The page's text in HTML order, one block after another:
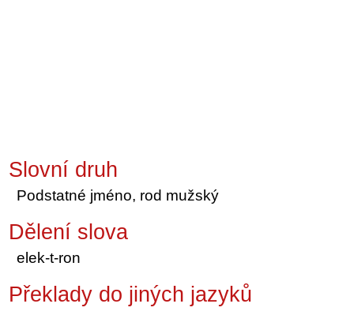
Slovní druh
Podstatné jméno, rod mužský
Dělení slova
elek-t-ron
Překlady do jiných jazyků